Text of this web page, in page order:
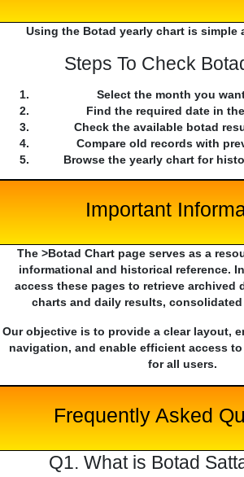
Using the Botad yearly chart is simple
Steps To Check
Select the month you
Find the required date in
Check the available botad
Compare old records with
Browse the yearly chart for
Important
The >Botad Chart page serves as a
informational and historical reference.
access these pages to retrieve archived
charts and daily results,
Our objective is to provide a clear layout,
navigation, and enable efficient access
for all users.
Frequently Asked
Q1. What is Botad